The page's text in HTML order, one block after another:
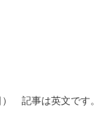
記事は英文です。